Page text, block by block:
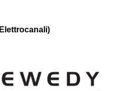
Elettrocanali)